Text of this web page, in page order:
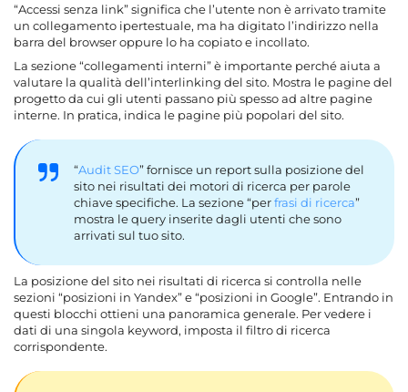
“Accessi senza link” significa che l’utente non è arrivato tramite
un collegamento ipertestuale, ma ha digitato l’indirizzo nella
barra del browser oppure lo ha copiato e incollato.
La sezione “collegamenti interni” è importante perché aiuta a
valutare la qualità dell’interlinking del sito. Mostra le pagine del
progetto da cui gli utenti passano più spesso ad altre pagine
interne. In pratica, indica le pagine più popolari del sito.
“Audit SEO” fornisce un report sulla posizione del
sito nei risultati dei motori di ricerca per parole
chiave specifiche. La sezione “perfrasi di ricerca”
mostra le query inserite dagli utenti che sono
arrivati sul tuo sito.
La posizione del sito nei risultati di ricerca si controlla nelle
sezioni “posizioni in Yandex” e “posizioni in Google”. Entrando in
questi blocchi ottieni una panoramica generale. Per vedere i
dati di una singola keyword, imposta il filtro di ricerca
corrispondente.